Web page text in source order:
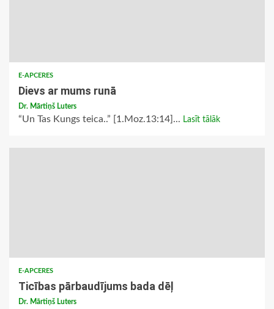
E-APCERES
Dievs ar mums runā
Dr. Mārtiņš Luters
“Un Tas Kungs teica..” [1.Moz.13:14]... Lasīt tālāk
E-APCERES
Ticības pārbaudījums bada dēļ
Dr. Mārtiņš Luters